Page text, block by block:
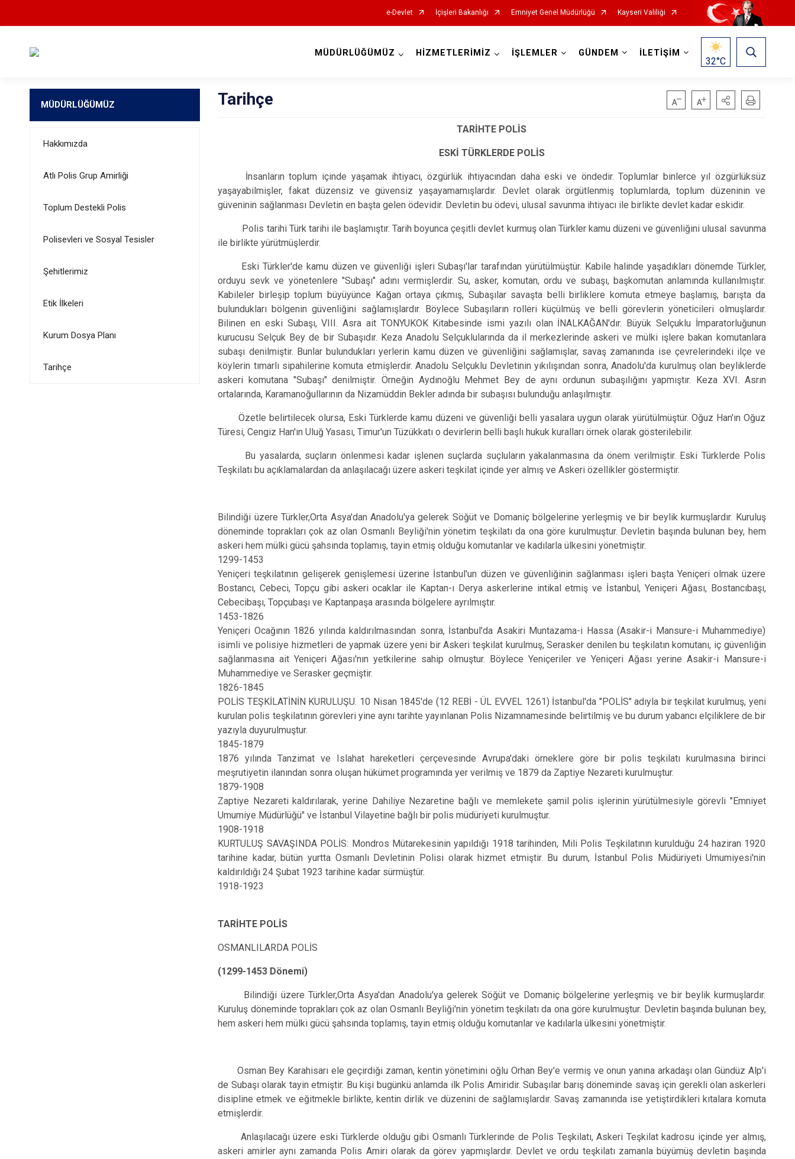
e-Devlet İçişleri Bakanlığı Emniyet Genel Müdürlüğü Kayseri Valiliği
MÜDÜRLÜĞÜMÜZ HİZMETLERİMİZ İŞLEMLER GÜNDEM İLETİŞİM
32°C
MÜDÜRLÜĞÜMÜZ
Hakkımızda
Atlı Polis Grup Amirliği
Toplum Destekli Polis
Polisevleri ve Sosyal Tesisler
Şehitlerimiz
Etik İlkeleri
Kurum Dosya Planı
Tarihçe
Tarihçe
TARİHTE POLİS
ESKİ TÜRKLERDE POLİS
İnsanların toplum içinde yaşamak ihtiyacı, özgürlük ihtiyacından daha eski ve öndedir. Toplumlar binlerce yıl özgürlüksüz
yaşayabilmişler, fakat düzensiz ve güvensiz yaşayamamışlardır. Devlet olarak örgütlenmiş toplumlarda, toplum düzeninin ve
güveninin sağlanması Devletin en başta gelen ödevidir. Devletin bu ödevi, ulusal savunma ihtiyacı ile birlikte devlet kadar eskidir.
Polis tarihi Türk tarihi ile başlamıştır. Tarih boyunca çeşitli devlet kurmuş olan Türkler kamu düzeni ve güvenliğini ulusal savunma
ile birlikte yürütmüşlerdir.
Eski Türkler'de kamu düzen ve güvenliği işleri Subaşı'lar tarafından yürütülmüştür. Kabile halinde yaşadıkları dönemde Türkler,
orduyu sevk ve yönetenlere "Subaşı" adını vermişlerdir. Su, asker, komutan, ordu ve subaşı, başkomutan anlamında kullanılmıştır.
Kabileler birleşip toplum büyüyünce Kağan ortaya çıkmış, Subaşılar savaşta belli birliklere komuta etmeye başlamış, barışta da
bulundukları bölgenin güvenliğini sağlamışlardır. Böylece Subaşıların rolleri küçülmüş ve belli görevlerin yöneticileri olmuşlardır.
Bilinen en eski Subaşı, VIII. Asra ait TONYUKOK Kitabesinde ismi yazılı olan İNALKAĞAN'dır. Büyük Selçuklu İmparatorluğunun
kurucusu Selçuk Bey de bir Subaşıdır. Keza Anadolu Selçuklularında da il merkezlerinde askeri ve mülki işlere bakan komutanlara
subaşı denilmiştir. Bunlar bulundukları yerlerin kamu düzen ve güvenliğini sağlamışlar, savaş zamanında ise çevrelerindeki ilçe ve
köylerin tımarlı sipahilerine komuta etmişlerdir. Anadolu Selçuklu Devletinin yıkılışından sonra, Anadolu'da kurulmuş olan beyliklerde
askeri komutana "Subaşı" denilmiştir. Örneğin Aydınoğlu Mehmet Bey de aynı ordunun subaşılığını yapmıştır. Keza XVI. Asrın
ortalarında, Karamanoğullarının da Nizamüddin Bekler adında bir subaşısı bulunduğu anlaşılmıştır.
Özetle belirtilecek olursa, Eski Türklerde kamu düzeni ve güvenliği belli yasalara uygun olarak yürütülmüştür. Oğuz Han'ın Oğuz
Türesi, Cengiz Han'ın Uluğ Yasası, Timur'un Tüzükkatı o devirlerin belli başlı hukuk kuralları örnek olarak gösterilebilir.
Bu yasalarda, suçların önlenmesi kadar işlenen suçlarda suçluların yakalanmasına da önem verilmiştir. Eski Türklerde Polis
Teşkilatı bu açıklamalardan da anlaşılacağı üzere askeri teşkilat içinde yer almış ve Askeri özellikler göstermiştir.
Bilindiği üzere Türkler,Orta Asya'dan Anadolu'ya gelerek Söğüt ve Domaniç bölgelerine yerleşmiş ve bir beylik kurmuşlardır. Kuruluş
döneminde toprakları çok az olan Osmanlı Beyliği'nin yönetim teşkilatı da ona göre kurulmuştur. Devletin başında bulunan bey, hem
askeri hem mülki gücü şahsında toplamış, tayin etmiş olduğu komutanlar ve kadılarla ülkesini yönetmiştir.
1299-1453
Yeniçeri teşkilatının gelişerek genişlemesi üzerine İstanbul'un düzen ve güvenliğinin sağlanması işleri başta Yeniçeri olmak üzere
Bostancı, Cebeci, Topçu gibi askeri ocaklar ile Kaptan-ı Derya askerlerine intikal etmiş ve İstanbul, Yeniçeri Ağası, Bostancıbaşı,
Cebecibaşı, Topçubaşı ve Kaptanpaşa arasında bölgelere ayrılmıştır.
1453-1826
Yeniçeri Ocağının 1826 yılında kaldırılmasından sonra, İstanbul'da Asakiri Muntazama-i Hassa (Asakir-i Mansure-i Muhammediye)
isimli ve polisiye hizmetleri de yapmak üzere yeni bir Askeri teşkilat kurulmuş, Serasker denilen bu teşkilatın komutanı, iç güvenliğin
sağlanmasına ait Yeniçeri Ağası'nın yetkilerine sahip olmuştur. Böylece Yeniçeriler ve Yeniçeri Ağası yerine Asakir-i Mansure-i
Muhammediye ve Serasker geçmiştir.
1826-1845
POLİS TEŞKİLATİNİN KURULUŞU. 10 Nisan 1845'de (12 REBİ - ÜL EVVEL 1261) İstanbul'da "POLİS" adıyla bir teşkilat kurulmuş, yeni
kurulan polis teşkilatının görevleri yine aynı tarihte yayınlanan Polis Nizamnamesinde belirtilmiş ve bu durum yabancı elçiliklere de bir
yazıyla duyurulmuştur.
1845-1879
1876 yılında Tanzimat ve Islahat hareketleri çerçevesinde Avrupa'daki örneklere göre bir polis teşkilatı kurulmasına birinci
meşrutiyetin ilanından sonra oluşan hükümet programında yer verilmiş ve 1879 da Zaptiye Nezareti kurulmuştur.
1879-1908
Zaptiye Nezareti kaldırılarak, yerine Dahiliye Nezaretine bağlı ve memlekete şamil polis işlerinin yürütülmesiyle görevli "Emniyet
Umumiye Müdürlüğü" ve İstanbul Vilayetine bağlı bir polis müdüriyeti kurulmuştur.
1908-1918
KURTULUŞ SAVAŞINDA POLİS: Mondros Mütarekesinin yapıldığı 1918 tarihinden, Mili Polis Teşkilatının kurulduğu 24 haziran 1920
tarihine kadar, bütün yurtta Osmanlı Devletinin Polisi olarak hizmet etmiştir. Bu durum, İstanbul Polis Müdüriyeti Umumiyesi'nin
kaldırıldığı 24 Şubat 1923 tarihine kadar sürmüştür.
1918-1923
TARİHTE POLİS
OSMANLILARDA POLİS
(1299-1453 Dönemi)
Bilindiği üzere Türkler,Orta Asya'dan Anadolu'ya gelerek Söğüt ve Domaniç bölgelerine yerleşmiş ve bir beylik kurmuşlardır.
Kuruluş döneminde toprakları çok az olan Osmanlı Beyliği'nin yönetim teşkilatı da ona göre kurulmuştur. Devletin başında bulunan bey,
hem askeri hem mülki gücü şahsında toplamış, tayin etmiş olduğu komutanlar ve kadılarla ülkesini yönetmiştir.
Osman Bey Karahisarı ele geçirdiği zaman, kentin yönetimini oğlu Orhan Bey'e vermiş ve onun yanına arkadaşı olan Gündüz Alp'i
de Subaşı olarak tayin etmiştir. Bu kişi bugünkü anlamda ilk Polis Amiridir. Subaşılar barış döneminde savaş için gerekli olan askerleri
disipline etmek ve eğitmekle birlikte, kentin dirlik ve düzenini de sağlamışlardır. Savaş zamanında ise yetiştirdikleri kıtalara komuta
etmişlerdir.
Anlaşılacağı üzere eski Türklerde olduğu gibi Osmanlı Türklerinde de Polis Teşkilatı, Askeri Teşkilat kadrosu içinde yer almış,
askeri amirler aynı zamanda Polis Amiri olarak da görev yapmışlardır. Devlet ve ordu teşkilatı zamanla büyümüş devletin başında